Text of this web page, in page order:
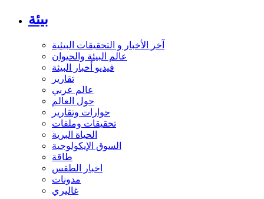
بيئة
آخر الأخبار و التحقيقات البيئية
عالم البيئة والحيوان
فيديو أخبار البيئة
تقارير
عالم عربي
حول العالم
حوارات وتقارير
تحقيقات وملفات
الحياة البرية
السوق الإيكولوجية
طاقة
اخبار الطقس
مدونات
غاليري